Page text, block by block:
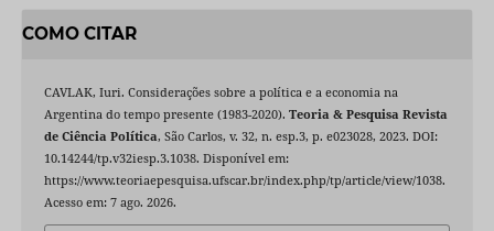
COMO CITAR
CAVLAK, Iuri. Considerações sobre a política e a economia na
Argentina do tempo presente (1983-2020). Teoria & Pesquisa Revista
de Ciência Política, São Carlos, v. 32, n. esp.3, p. e023028, 2023. DOI:
10.14244/tp.v32iesp.3.1038. Disponível em:
https://www.teoriaepesquisa.ufscar.br/index.php/tp/article/view/1038.
Acesso em: 7 ago. 2026.